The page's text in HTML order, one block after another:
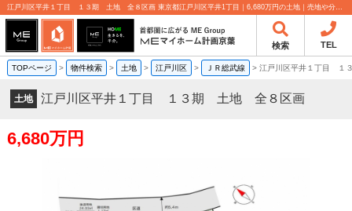
江戸川区平井１丁目 １３期 土地 全８区画 東京都江戸川区平井1丁目｜6,680万円の土地｜売地や分譲地情報｜MEマイホーム計画京葉株式会社
検索 TEL
TOPページ > 物件検索 > 土地 > 江戸川区 > ＪＲ総武線 > 江戸川区平井１丁目
土地 江戸川区平井１丁目 １３期 土地 全８区画
6,680万円